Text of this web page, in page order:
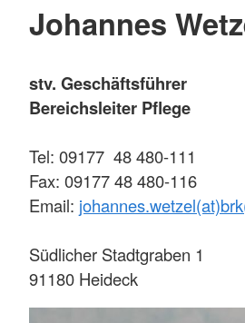
Johannes
stv. Geschäftsführer
Bereichsleiter Pflege
Tel: 09177 48 480-111
Fax: 09177 48 480-116
Email:
Südlicher Stadtgraben 1
91180 Heideck